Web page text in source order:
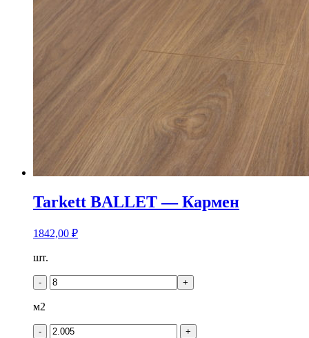
Tarkett BALLET — Кармен
1842,00 ₽
Количество
Tarkett
-
шт.
- +
м2
- +